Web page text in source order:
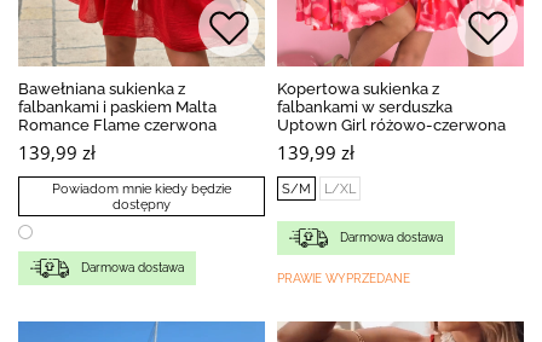
Bawełniana sukienka z
falbankami i paskiem Malta
Romance Flame czerwona
139,99 zł
Powiadom mnie kiedy będzie
dostępny
Darmowa dostawa
Kopertowa sukienka z
falbankami w serduszka
Uptown Girl różowo-czerwona
139,99 zł
S/M L/XL
Darmowa dostawa
PRAWIE WYPRZEDANE